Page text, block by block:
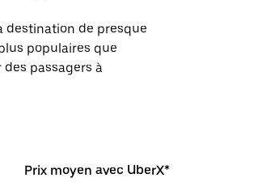
destination de presque
populaires que
passagers à
Prix moyen avec UberX*